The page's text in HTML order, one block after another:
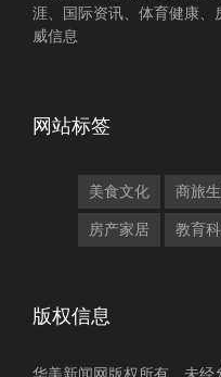
涯、国际资讯、体育健康、
威信息
网站标签
美食文化 商旅
房产家居 教育
版权信息